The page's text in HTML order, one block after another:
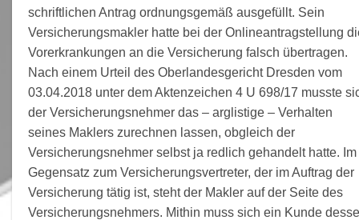
schriftlichen Antrag ordnungsgemäß ausgefüllt. Sein
Versicherungsmakler hatte bei der Onlineantragstellung
Vorerkrankungen an die Versicherung falsch übertragen.
Nach einem Urteil des Oberlandesgericht Dresden vom
03.04.2018 unter dem Aktenzeichen 4 U 698/17 musste
der Versicherungsnehmer das – arglistige – Verhalten
seines Maklers zurechnen lassen, obgleich der
Versicherungsnehmer selbst ja redlich gehandelt hatte. Im
Gegensatz zum Versicherungsvertreter, der im Auftrag der
Versicherung tätig ist, steht der Makler auf der Seite des
Versicherungsnehmers. Mithin muss sich ein Kunde